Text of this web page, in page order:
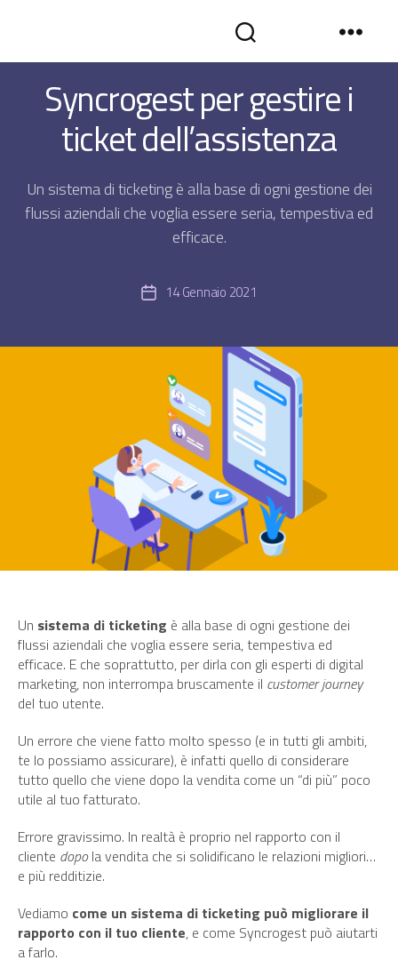
BLOG
-
Gestionale
assistenza
in
cloud
Syncrogest per gestire i
ticket dell’assistenza
Un sistema di ticketing è alla base di ogni gestione dei
flussi aziendali che voglia essere seria, tempestiva ed
efficace.
Data14 Gennaio 2021
Un sistema di ticketing è alla base di ogni gestione dei
flussi aziendali che voglia essere seria, tempestiva ed
efficace. E che soprattutto, per dirla con gli esperti di digital
marketing, non interrompa bruscamente il customer journey
del tuo utente.
Un errore che viene fatto molto spesso (e in tutti gli ambiti,
te lo possiamo assicurare), è infatti quello di considerare
tutto quello che viene dopo la vendita come un “di più” poco
utile al tuo fatturato.
Errore gravissimo. In realtà è proprio nel rapporto con il
cliente dopola vendita che si solidificano le relazioni migliori…
e più redditizie.
Vediamo come un sistema di ticketing può migliorare il
rapporto con il tuo cliente, e come Syncrogest può aiutarti
a farlo.